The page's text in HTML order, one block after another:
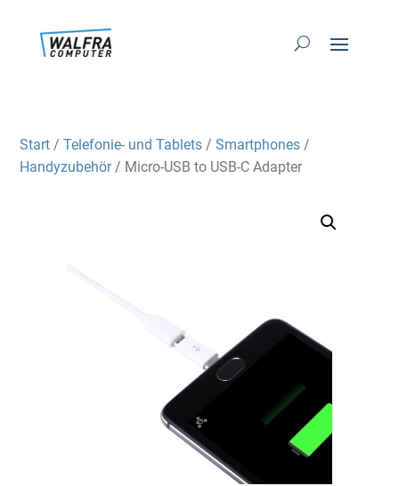
Start /Telefonie- und Tablets /Smartphones /
Handyzubehör/ Micro-USB to USB-C Adapter